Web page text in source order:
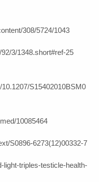
308/5724/1043
3/1348.short#ref-25
S15402010BSM0
10085464
S0896-6273(12)00332-7
light-triples-testicle-health-